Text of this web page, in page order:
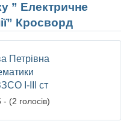
” Електричне
Кросворд
Петрівна
І-ІІІ ст
- (2 голосів)